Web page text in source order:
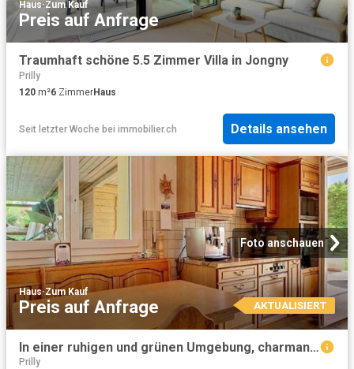
Haus·Zum Kauf
Preis auf Anfrage
Traumhaft schöne 5.5 Zimmer Villa in Jongny
Prilly
120 m²6 ZimmerHaus
Seit letzter Woche bei immobilier.ch Details ansehen
Foto anschauen
Haus·Zum Kauf
Preis auf Anfrage AKTUALISIERT
In einer ruhigen und grünen Umgebung, charmantes Einfamilienhaus in unmittelbarer Nähe zum Stadtzentrum
Prilly